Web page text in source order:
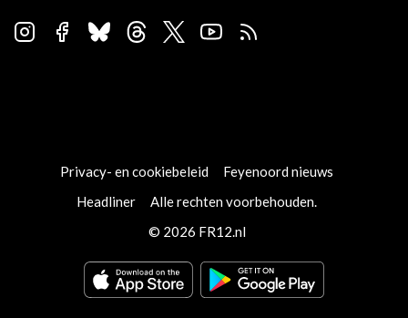
Privacy- en cookiebeleid
Feyenoord nieuws
Headliner
Alle rechten voorbehouden.
© 2026 FR12.nl